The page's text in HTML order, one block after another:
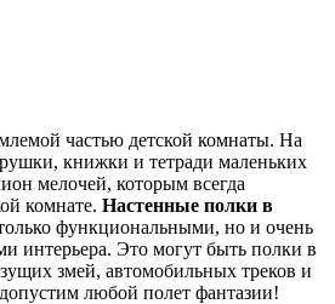
частью детской комнаты. На
книжки и тетради маленьких
мелочей, которым всегда
комнате. Настенные полки в
функциональными, но и очень
интерьера. Это могут быть полки в
змей, автомобильных треков и
любой полет фантазии!